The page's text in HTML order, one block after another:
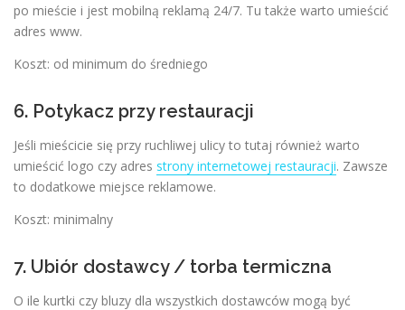
po mieście i jest mobilną reklamą 24/7. Tu także warto umieścić
adres www.
Koszt: od minimum do średniego
6. Potykacz przy restauracji
Jeśli mieścicie się przy ruchliwej ulicy to tutaj również warto
umieścić logo czy adres strony internetowej restauracji. Zawsze
to dodatkowe miejsce reklamowe.
Koszt: minimalny
7. Ubiór dostawcy / torba termiczna
O ile kurtki czy bluzy dla wszystkich dostawców mogą być